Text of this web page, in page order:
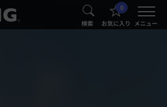
® 検索
0
お気に入り メニュー
®